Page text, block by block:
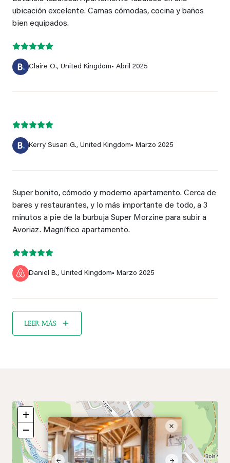
ubicación excelente. Camas cómodas, cocina y baños
bien equipados.
Claire O., United Kingdom• Abril 2025
Kerry Susan G., United Kingdom• Marzo 2025
Super bonito, cómodo y moderno apartamento. Cerca de
bares y restaurantes, y lo más importante de todo, a 3
minutos a pie de la burbuja Super Morzine para subir a
Avoriaz. Magnífico apartamento.
Daniel B., United Kingdom• Marzo 2025
LEER MÁS
×
+
−